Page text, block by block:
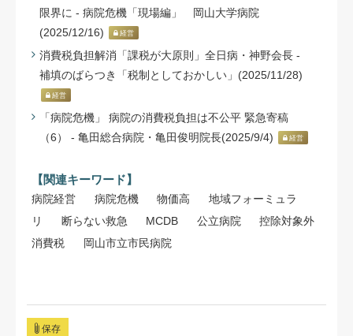
限界に - 病院危機「現場編」 岡山大学病院
(2025/12/16)
経営
消費税負担解消「課税が大原則」全日病・神野会長 -
補填のばらつき「税制としておかしい」(2025/11/28)
経営
「病院危機」 病院の消費税負担は不公平 緊急寄稿
（6） - 亀田総合病院・亀田俊明院⻑(2025/9/4)
経営
【関連キーワード】
病院経営 病院危機 物価高
地域フォーミュラ
リ
断らない救急 MCDB 公立病院
控除対象外
消費税
岡山市立市民病院
保存